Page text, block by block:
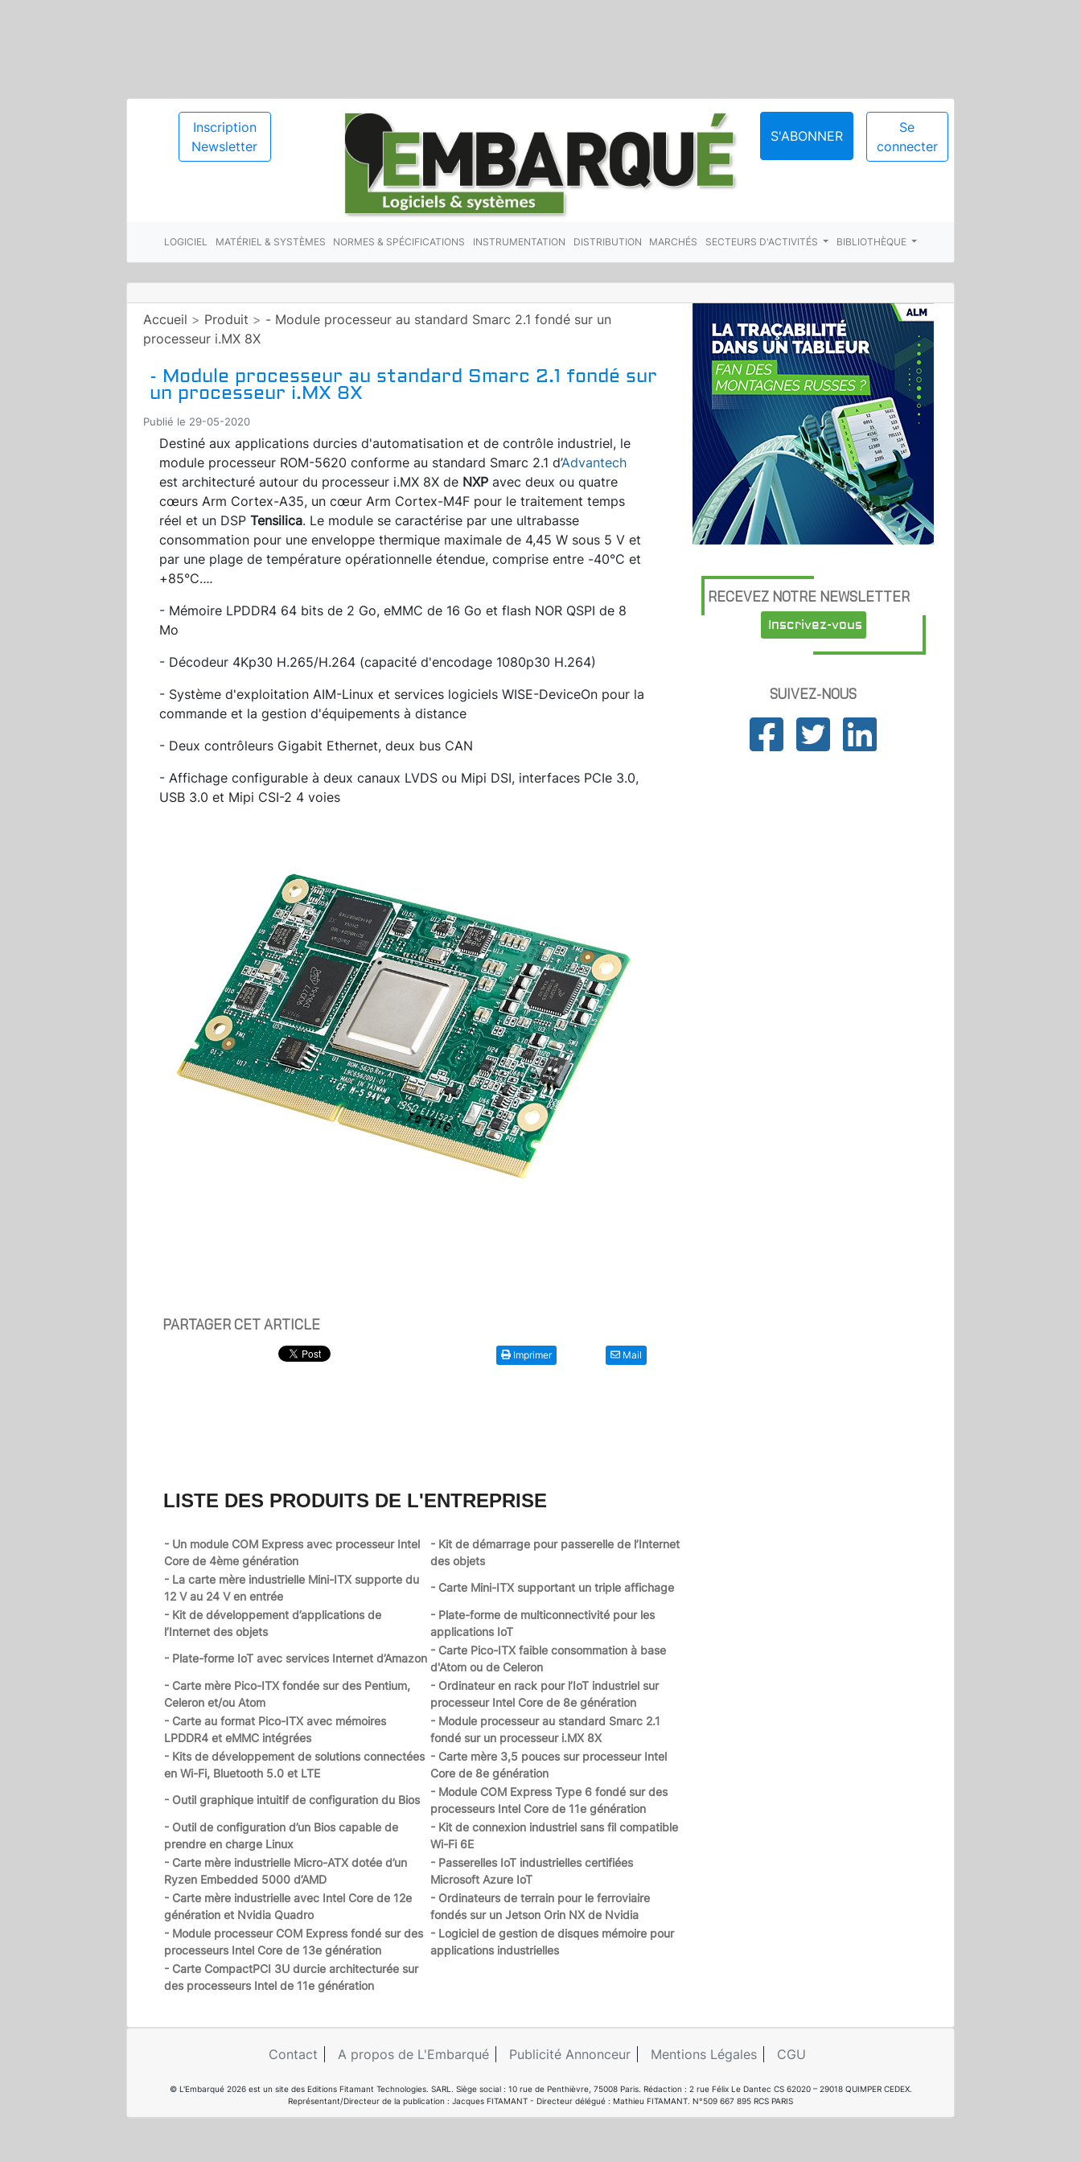
Inscription
Newsletter
S'ABONNER
Se
connecter
LOGICIEL MATÉRIEL & SYSTÈMES NORMES & SPÉCIFICATIONS INSTRUMENTATION DISTRIBUTION MARCHÉS SECTEURS D'ACTIVITÉS BIBLIOTHÈQUE
Accueil > Produit > - Module processeur au standard Smarc 2.1 fondé sur un
processeur i.MX 8X
- Module processeur au standard Smarc 2.1 fondé sur
un processeur i.MX 8X
Publié le 29-05-2020
Destiné aux applications durcies d'automatisation et de contrôle industriel, le
module processeur ROM-5620 conforme au standard Smarc 2.1 d’Advantech
est architecturé autour du processeur i.MX 8X de NXP avec deux ou quatre
cœurs Arm Cortex-A35, un cœur Arm Cortex-M4F pour le traitement temps
réel et un DSP Tensilica. Le module se caractérise par une ultrabasse
consommation pour une enveloppe thermique maximale de 4,45 W sous 5 V et
par une plage de température opérationnelle étendue, comprise entre -40°C et
+85°C....
- Mémoire LPDDR4 64 bits de 2 Go, eMMC de 16 Go et flash NOR QSPI de 8
Mo
- Décodeur 4Kp30 H.265/H.264 (capacité d'encodage 1080p30 H.264)
- Système d'exploitation AIM-Linux et services logiciels WISE-DeviceOn pour la
commande et la gestion d'équipements à distance
- Deux contrôleurs Gigabit Ethernet, deux bus CAN
- Affichage configurable à deux canaux LVDS ou Mipi DSI, interfaces PCIe 3.0,
USB 3.0 et Mipi CSI-2 4 voies
PARTAGER CET ARTICLE
Imprimer Mail
LISTE DES PRODUITS DE L'ENTREPRISE
- Un module COM Express avec processeur Intel
Core de 4ème génération
- Kit de démarrage pour passerelle de l’Internet
des objets
- La carte mère industrielle Mini-ITX supporte du
12 V au 24 V en entrée
- Carte Mini-ITX supportant un triple affichage
- Kit de développement d’applications de
l’Internet des objets
- Plate-forme de multiconnectivité pour les
applications IoT
- Plate-forme IoT avec services Internet d’Amazon
- Carte Pico-ITX faible consommation à base
d'Atom ou de Celeron
- Carte mère Pico-ITX fondée sur des Pentium,
Celeron et/ou Atom
- Ordinateur en rack pour l’IoT industriel sur
processeur Intel Core de 8e génération
- Carte au format Pico-ITX avec mémoires
LPDDR4 et eMMC intégrées
- Module processeur au standard Smarc 2.1
fondé sur un processeur i.MX 8X
- Kits de développement de solutions connectées
en Wi-Fi, Bluetooth 5.0 et LTE
- Carte mère 3,5 pouces sur processeur Intel
Core de 8e génération
- Outil graphique intuitif de configuration du Bios
- Module COM Express Type 6 fondé sur des
processeurs Intel Core de 11e génération
- Outil de configuration d’un Bios capable de
prendre en charge Linux
- Kit de connexion industriel sans fil compatible
Wi-Fi 6E
- Carte mère industrielle Micro-ATX dotée d’un
Ryzen Embedded 5000 d’AMD
- Passerelles IoT industrielles certifiées
Microsoft Azure IoT
- Carte mère industrielle avec Intel Core de 12e
génération et Nvidia Quadro
- Ordinateurs de terrain pour le ferroviaire
fondés sur un Jetson Orin NX de Nvidia
- Module processeur COM Express fondé sur des
processeurs Intel Core de 13e génération
- Logiciel de gestion de disques mémoire pour
applications industrielles
- Carte CompactPCI 3U durcie architecturée sur
des processeurs Intel de 11e génération
RECEVEZ NOTRE NEWSLETTER
Inscrivez-vous
SUIVEZ-NOUS
Contact A propos de L'Embarqué Publicité Annonceur Mentions Légales CGU
© L'Embarqué 2026 est un site des Editions Fitamant Technologies. SARL. Siège social : 10 rue de Penthièvre, 75008 Paris. Rédaction : 2 rue Félix Le Dantec CS 62020 – 29018 QUIMPER CEDEX.
Représentant/Directeur de la publication : Jacques FITAMANT - Directeur délégué : Mathieu FITAMANT. N°509 667 895 RCS PARIS